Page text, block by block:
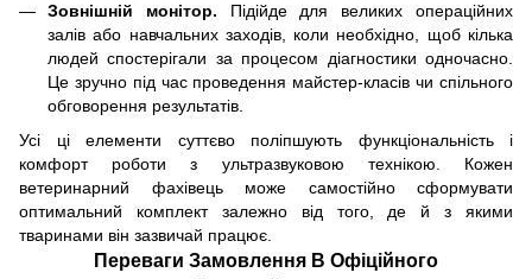
Зовнішній монітор. Підійде для великих операційних
залів або навчальних заходів, коли необхідно, щоб кілька
людей спостерігали за процесом діагностики одночасно.
Це зручно під час проведення майстер-класів чи спільного
обговорення результатів.
Усі ці елементи суттєво поліпшують функціональність і
комфорт роботи з ультразвуковою технікою. Кожен
ветеринарний фахівець може самостійно сформувати
оптимальний комплект залежно від того, де й з якими
тваринами він зазвичай працює.
Переваги Замовлення В Офіційного